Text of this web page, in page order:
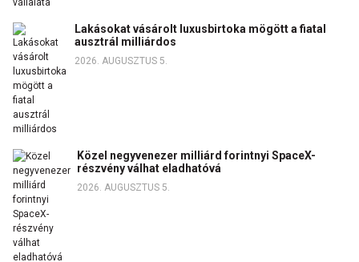
Lakásokat vásárolt luxusbirtoka mögött a fiatal
ausztrál milliárdos
2026. AUGUSZTUS 5.
Közel negyvenezer milliárd forintnyi SpaceX-
részvény válhat eladhatóvá
2026. AUGUSZTUS 5.